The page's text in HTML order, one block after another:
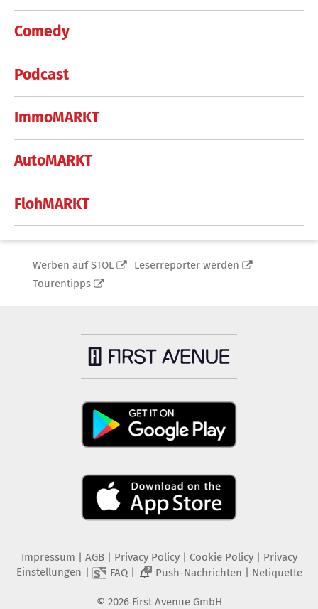
Comedy
Podcast
ImmoMARKT
AutoMARKT
FlohMARKT
Werben auf STOL
Leserreporter werden
Tourentipps
Impressum AGB Privacy Policy| Cookie Policy| Privacy
Einstellungen
FAQ| 2 Push-Nachrichten Netiquette
© 2026 First Avenue GmbH